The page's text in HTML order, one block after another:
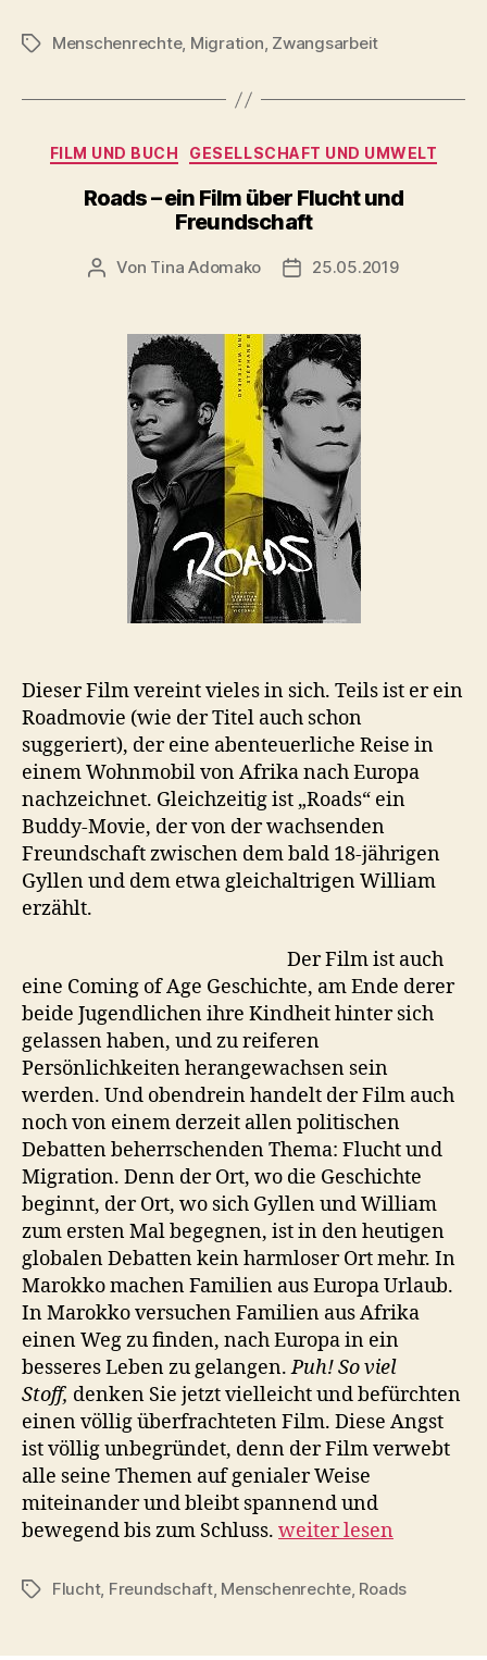
Schlagwörter
Menschenrechte, Migration, Zwangsarbeit
Kategorien
FILM UND BUCH GESELLSCHAFT UND UMWELT
Roads – ein Film über Flucht und
Freundschaft
Beitragsautor
Von Tina Adomako Veröffentlichungsdatum
25.05.2019
Dieser Film vereint vieles in sich. Teils ist er ein
Roadmovie (wie der Titel auch schon
suggeriert), der eine abenteuerliche Reise in
einem Wohnmobil von Afrika nach Europa
nachzeichnet. Gleichzeitig ist „Roads“ ein
Buddy-Movie, der von der wachsenden
Freundschaft zwischen dem bald 18-jährigen
Gyllen und dem etwa gleichaltrigen William
erzählt.
Der Film ist auch
eine Coming of Age Geschichte, am Ende derer
beide Jugendlichen ihre Kindheit hinter sich
gelassen haben, und zu reiferen
Persönlichkeiten herangewachsen sein
werden. Und obendrein handelt der Film auch
noch von einem derzeit allen politischen
Debatten beherrschenden Thema: Flucht und
Migration. Denn der Ort, wo die Geschichte
beginnt, der Ort, wo sich Gyllen und William
zum ersten Mal begegnen, ist in den heutigen
globalen Debatten kein harmloser Ort mehr. In
Marokko machen Familien aus Europa Urlaub.
In Marokko versuchen Familien aus Afrika
einen Weg zu finden, nach Europa in ein
besseres Leben zu gelangen.Puh! So viel
Stoff, denken Sie jetzt vielleicht und befürchten
einen völlig überfrachteten Film. Diese Angst
ist völlig unbegründet, denn der Film verwebt
alle seine Themen auf genialer Weise
miteinander und bleibt spannend und
bewegend bis zum Schluss. weiter lesen
Schlagwörter
Flucht, Freundschaft, Menschenrechte, Roads